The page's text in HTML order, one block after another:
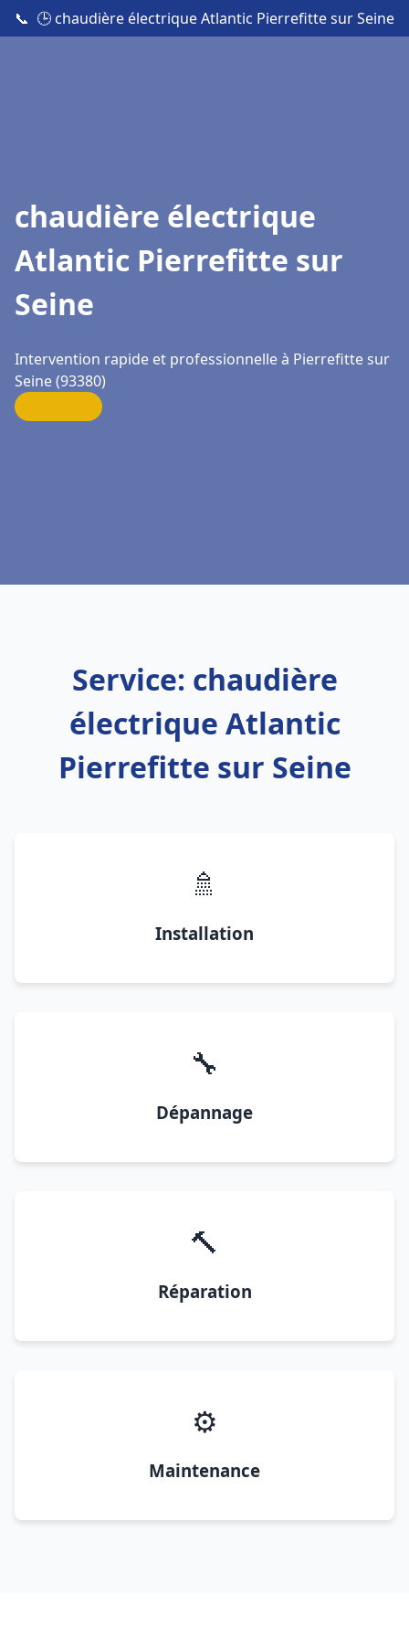
📞 🕒 chaudière électrique Atlantic Pierrefitte sur Seine
chaudière électrique
Atlantic Pierrefitte sur
Seine
Intervention rapide et professionnelle à Pierrefitte sur
Seine (93380)
Service: chaudière
électrique Atlantic
Pierrefitte sur Seine
🚿
Installation
🔧
Dépannage
🔨
Réparation
⚙️
Maintenance